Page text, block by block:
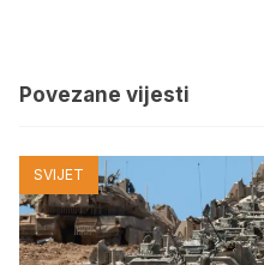
Povezane vijesti
SVIJET